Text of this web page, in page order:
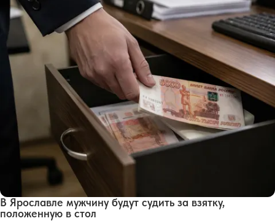
В Ярославле мужчину будут судить за взятку,
положенную в стол